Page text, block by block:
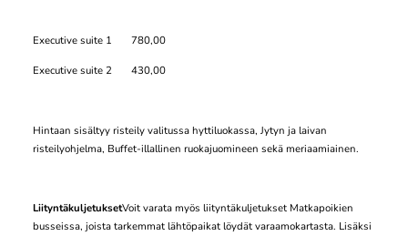
Executive suite 1 780,00
Executive suite 2 430,00
Hintaan sisältyy risteily valitussa hyttiluokassa, Jytyn ja laivan
risteilyohjelma, Buffet-illallinen ruokajuomineen sekä meriaamiainen.
LiityntäkuljetuksetVoit varata myös liityntäkuljetukset Matkapoikien
busseissa, joista tarkemmat lähtöpaikat löydät varaamokartasta. Lisäksi